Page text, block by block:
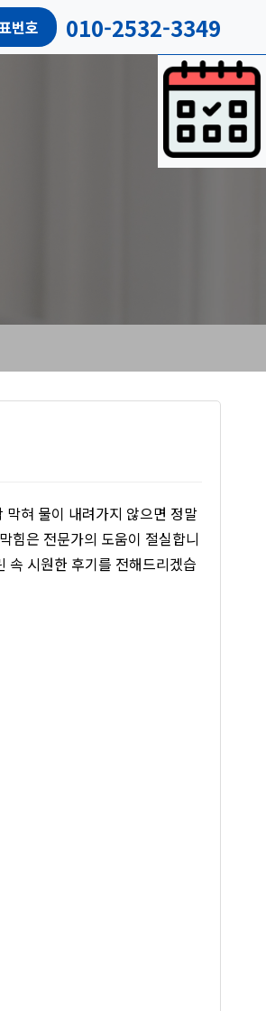
번호 010-2532-3349
혀 물이 내려가지 않으면 정말
힘은 전문가의 도움이 절실합니
속 시원한 후기를 전해드리겠습